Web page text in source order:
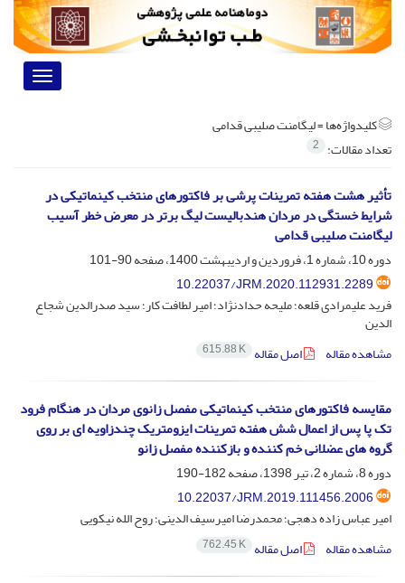
Toggle
کلیدواژه‌ها =لیگامنت صلیبی قدامی
تعداد مقالات: 2
تأثیر هشت هفته تمرینات پرشی بر فاکتورهای منتخب کینماتیکی در
شرایط خستگی در مردان هندبالیست لیگ برتر در معرض خطر آسیب
لیگامنت صلیبی قدامی
دوره 10، شماره 1، فروردین و اردیبهشت 1400، صفحه
90-101
10.22037/JRM.2020.112931.2289
فرید علیمرادی قلعه؛ ملیحه حدادنژاد؛ امیر لطافت کار؛ سید صدرالدین شجاع
الدین
مشاهده مقاله
اصل مقاله 615.88 K
مقایسه فاکتورهای منتخب کینماتیکی مفصل زانوی مردان در هنگام فرود
تک پا پس از اعمال شش هفته تمرینات ایزومتریک چندزاویه ای بر روی
گروه های عضلانی خم کننده و بازکننده مفصل زانو
دوره 8، شماره 2، تیر 1398، صفحه
182-190
10.22037/JRM.2019.111456.2006
امیر عباس زاده دهجی؛ محمدرضا امیرسیف الدینی؛ روح الله نیکویی
مشاهده مقاله
اصل مقاله 762.45 K